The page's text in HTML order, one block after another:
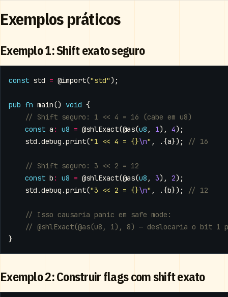
Exemplos práticos
Exemplo 1: Shift exato seguro
const std = @import("std");
pub fn main() void {
const a : u8 = @shlExact(@as(u8 , 1), 4);
std .debug .print("1 << 4 = {}\n" , .{a});
const b : u8 = @shlExact(@as(u8 , 3), 2);
std .debug .print("3 << 2 = {}\n" , .{b});
}
Exemplo 2: Construir flags com shift exato